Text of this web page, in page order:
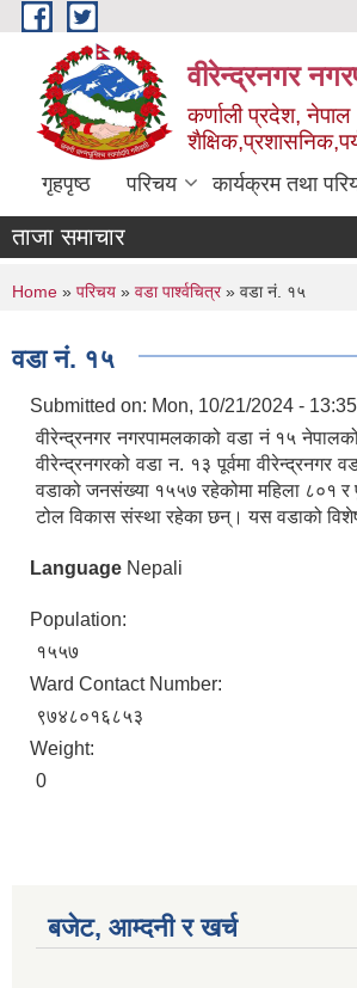
Skip to main content
वीरेन्द्रनगर
कर्णाली प्रदेश, नेपाल
गृहपृष्ठ परिचय कार्यक्रम तथा
ताजा समाचार
You are here
Home » परिचय » वडा पार्श्वचित्र» वडा नं. १५
वडा नं. १५
Submitted on: Mon, 10/21/2024 - 13:35
वीरेन्द्रनगर नगरपामलकाको वडा नं १५
वीरेन्द्रनगरको वडा न. १३ पूर्वमा
वडाको जनसंख्या १५५७ रहेकोमा महिला ८०१
टोल विकास संस्था रहेका छन्। यस वडाको विशेष
Language Nepali
Population:
१५५७
Ward Contact Number:
९७४८०१६८५३
Weight:
0
बजेट, आम्दनी र खर्च